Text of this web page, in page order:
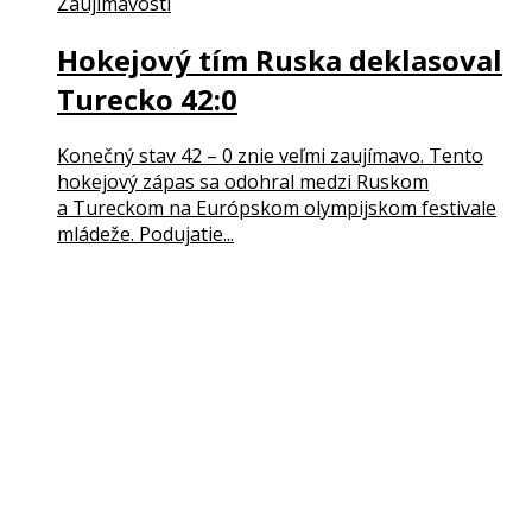
Hokejový tím Ruska deklasoval
Turecko 42:0
Konečný stav 42 – 0 znie veľmi zaujímavo. Tento
hokejový zápas sa odohral medzi Ruskom
a Tureckom na Európskom olympijskom festivale
mládeže. Podujatie...